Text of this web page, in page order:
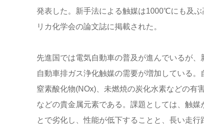
発表した。新手法による触媒は1000℃にも及
リカ化学会の論文誌に掲載された。
先進国では電気自動車の普及が進んでいるが
自動車排ガス浄化触媒の需要が増加している
窒素酸化物(NOx)、未燃焼の炭化水素などの有
などの貴金属元素である。課題としては、触
とで劣化し、性能が低下することと、長い走